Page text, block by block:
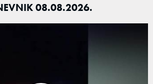
08.08.2026.